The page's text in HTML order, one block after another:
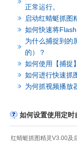
正常运行。
启动红蜻蜓抓图
如何快速将
为什么捕捉到的
的）？
如何使用【捕捉
如何进行快速抓
为何抓视频播放
如何设置使用定时
红蜻蜓抓图精灵V3.00及